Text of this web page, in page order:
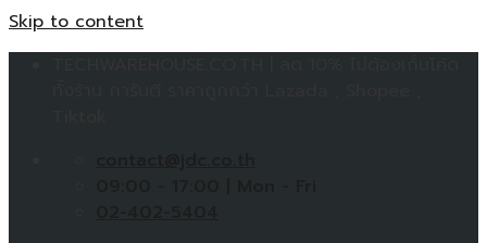
Skip to content